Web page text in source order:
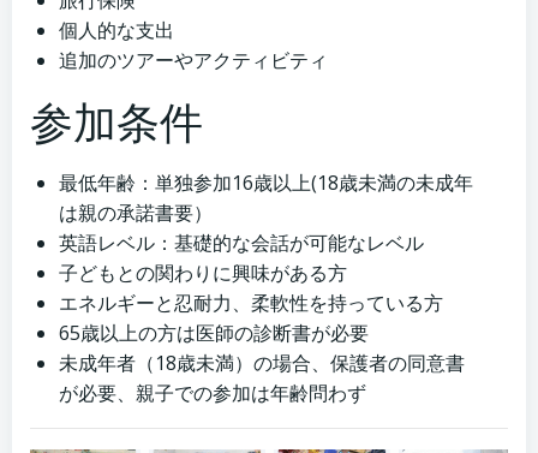
個人的な支出
追加のツアーやアクティビティ
参加条件
最低年齢：単独参加16歳以上(18歳未満の未成年
は親の承諾書要）
英語レベル：基礎的な会話が可能なレベル
子どもとの関わりに興味がある方
エネルギーと忍耐力、柔軟性を持っている方
65歳以上の方は医師の診断書が必要
未成年者（18歳未満）の場合、保護者の同意書
が必要、親子での参加は年齢問わず